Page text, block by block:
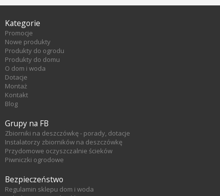
Kategorie
Promocje
Nowe produkty
Produkty do ogrodu
Produkty do domu
O dom i woda
Dotacje
Montaż
Kontakt
Blog
Grupy na FB
Zbiorniki na deszczówkę - porady, dotacje
Instalatorzy zbiorników na deszczówkę
Przydomowe oczyszczalnie ścieków
Piwniczki ogrodowe
Bezpieczeństwo
Regulamin sklepu dom i woda